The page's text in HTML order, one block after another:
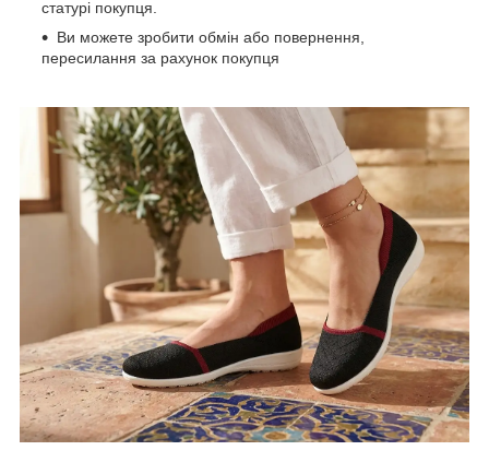
статурі покупця.
Ви можете зробити обмін або повернення,
пересилання за рахунок покупця